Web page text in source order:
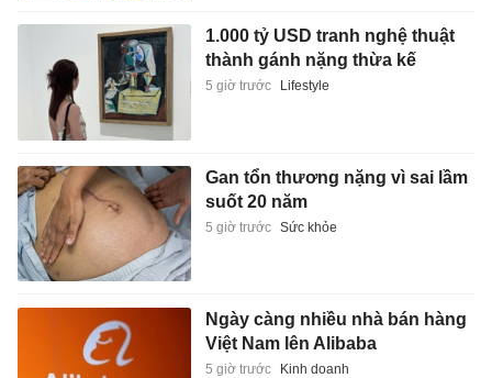
1.000 tỷ USD tranh nghệ thuật
thành gánh nặng thừa kế
5 giờ trước Lifestyle
Gan tổn thương nặng vì sai lầm
suốt 20 năm
5 giờ trước Sức khỏe
Ngày càng nhiều nhà bán hàng
Việt Nam lên Alibaba
5 giờ trước Kinh doanh